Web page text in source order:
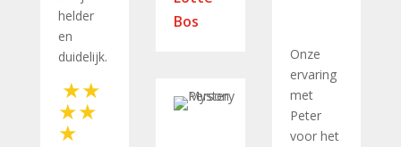
helder
en
duidelijk.
Bos
Onze
ervaring
met
Peter
voor het